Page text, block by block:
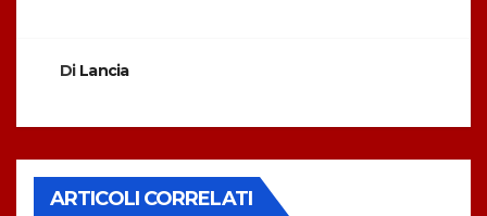
Di Lancia
ARTICOLI CORRELATI